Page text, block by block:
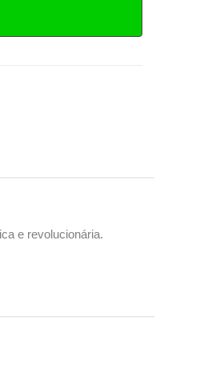
e revolucionária.